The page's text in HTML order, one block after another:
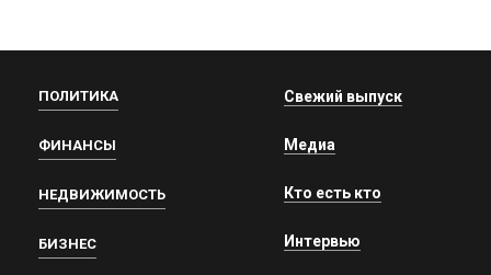
ПОЛИТИКА
ФИНАНСЫ
НЕДВИЖИМОСТЬ
БИЗНЕС
Свежий выпуск
Медиа
Кто есть кто
Интервью